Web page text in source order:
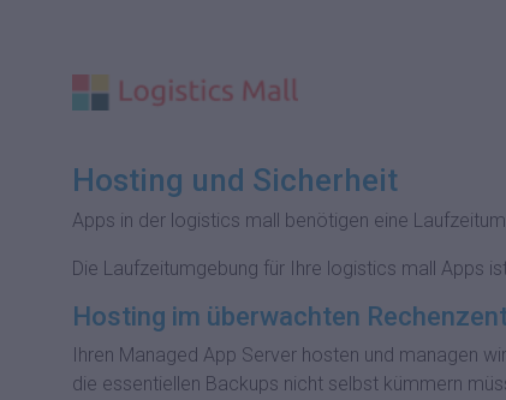
Hosting und Sicherheit
Apps in der logistics mall benötigen eine
Die Laufzeitumgebung für Ihre logistics mall Apps
Hosting im überwachten
Ihren Managed App Server hosten und managen
die essentiellen Backups nicht selbst kümmern